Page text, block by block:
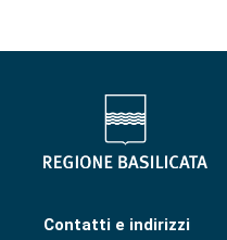
Contatti e indirizzi